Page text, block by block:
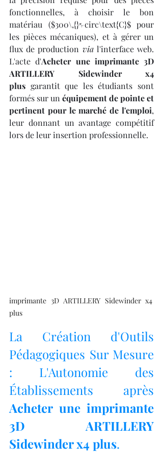
fonctionnelles, à choisir le bon
matériau ($300\,{}^\circ\text{C}$ pour
les pièces mécaniques), et à gérer un
flux de production via l'interface web.
L'acte d'Acheter une imprimante 3D
ARTILLERY Sidewinder x4
plus garantit que les étudiants sont
formés sur un équipement de pointe et
pertinent pour le marché de l'emploi,
leur donnant un avantage compétitif
lors de leur insertion professionnelle.
imprimante 3D ARTILLERY Sidewinder x4
plus
La Création d'Outils
Pédagogiques Sur Mesure
: L'Autonomie des
Acheter une imprimante
3D ARTILLERY
Sidewinder x4 plus.